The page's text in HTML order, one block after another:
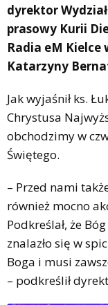
dyrektor
prasowy Kurii
Radia eM Kielce
Katarzyny
Jak wyjaśnił ks.
Chrystusa
obchodzimy w
Świętego.
– Przed nami
również mocno
Podkreślał, że
znalazło się w
Boga i musi
– podkreślił